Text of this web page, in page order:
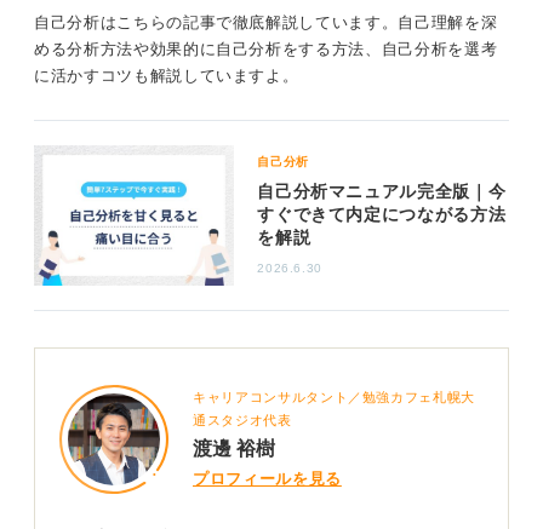
ぜひご自身に問いかけてみて、自己理解を深めてみてく
ださい。きっと、そこにあなたらしさがあるはずです！
それを素直に書き足せるとより素晴らしい志望動機にな
自己分析はこちらの記事で徹底解説しています。自己理解を深
める分析方法や効果的に自己分析をする方法、自己分析を選考
に活かすコツも解説していますよ。
自己分析
自己分析マニュアル完全版｜今
すぐできて内定につながる方法
を解説
2026.6.30
キャリアコンサルタント／勉強カフェ札幌大
通スタジオ代表
渡邊 裕樹
プロフィールを見る